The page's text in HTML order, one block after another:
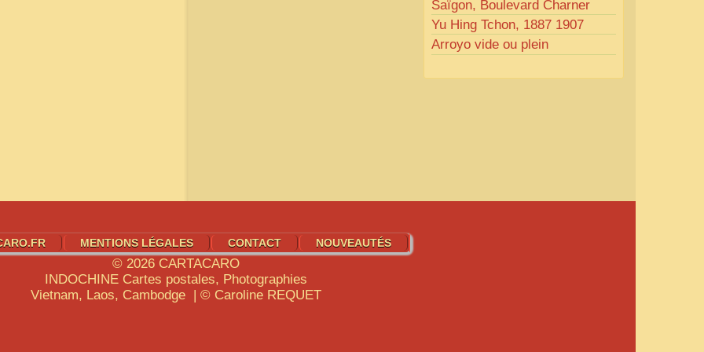
Saïgon, Boulevard Charner
Yu Hing Tchon, 1887 1907
Arroyo vide ou plein
MENTIONS LÉGALES CONTACT NOUVEAUTÉS
© 2026 CARTACARO
INDOCHINE Cartes postales, Photographies
Vietnam, Laos, Cambodge | © Caroline REQUET